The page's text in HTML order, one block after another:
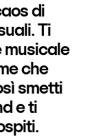
di
Ti
musicale
che
smetti
e ti